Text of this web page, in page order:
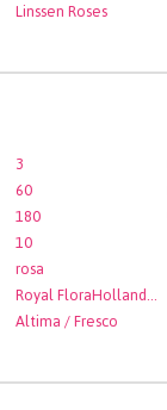
Linssen Roses
3
60
180
10
rosa
Royal FloraHolland Aalsmeer
Altima / Fresco